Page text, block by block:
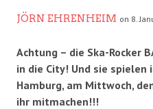
JÖRN EHRENHEIM on 8.
Achtung – die Ska-Rocker
in die City! Und sie
Hamburg, am Mittwoch,
ihr mitmachen!!!